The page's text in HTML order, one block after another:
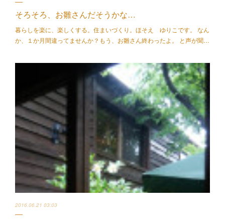
そろそろ、お雛さんだそうかな…
暮らしを楽に、楽しくする。住まいづくり。ほそえ ゆりこです。 なん
か、１か月間違ってませんか？もう、お雛さん終わったよ。 と声が聞…
2016.06.21 03:03